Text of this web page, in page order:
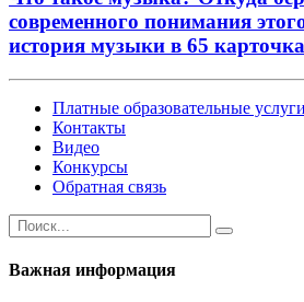
современного понимания
история музыки в 65
Платные образовательные услуги
Контакты
Видео
Конкурсы
Обратная связь
Важная информация